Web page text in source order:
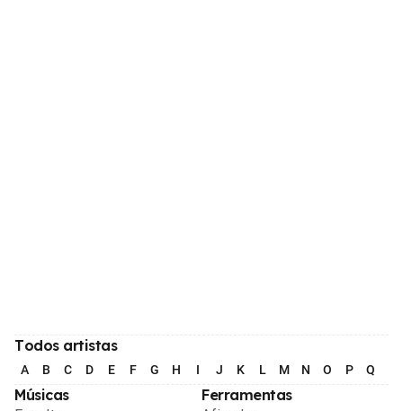
Todos artistas
A B C D E F G H I J K L M N O P Q
Músicas Ferramentas